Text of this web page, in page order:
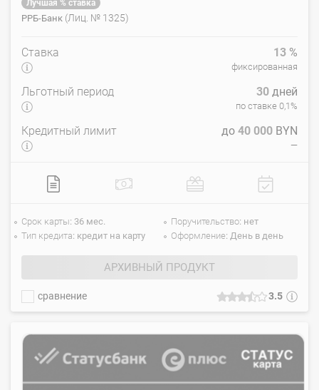
Лучшая % ставка
РРБ-Банк (Лиц. № 1325)
3.5
сравнение
Ставка 13 %
фиксированная
Льготный период 30 дней
по ставке 0,1%
Кредитный лимит до 40 000 BYN
—
АРХИВНЫЙ ПРОДУКТ
Срок карты 36 мес.
Тип кредита кредит на карту
Поручительство нет
Оформление День в день